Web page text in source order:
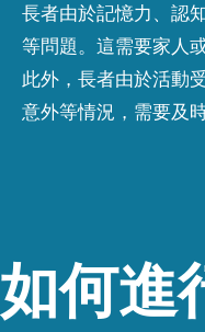
長者由於記憶力、認
等問題。這需要家人
此外，長者由於活動
意外等情況，需要及
如何進